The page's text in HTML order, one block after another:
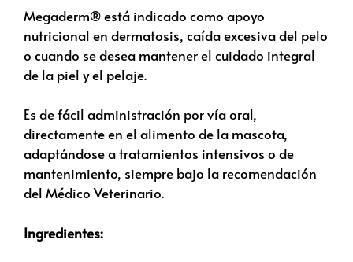
Megaderm® está indicado como apoyo
nutricional en dermatosis, caída excesiva del pelo
o cuando se desea mantener el cuidado integral
de la piel y el pelaje.
Es de fácil administración por vía oral,
directamente en el alimento de la mascota,
adaptándose a tratamientos intensivos o de
mantenimiento, siempre bajo la recomendación
del Médico Veterinario.
Ingredientes: